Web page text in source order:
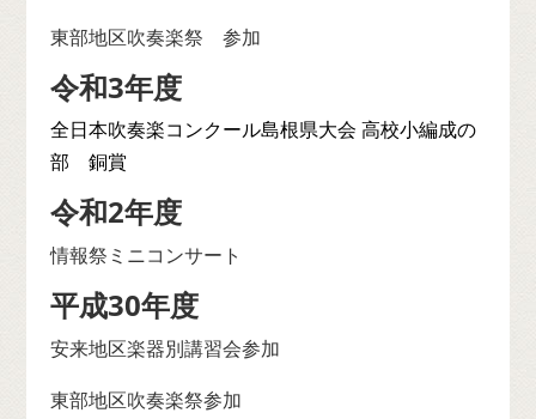
東部地区吹奏楽祭 参加
令和3年度
全日本吹奏楽コンクール島根県大会 高校小編成の
部 銅賞
令和2年度
情報祭ミニコンサート
平成30年度
安来地区楽器別講習会参加
東部地区吹奏楽祭参加